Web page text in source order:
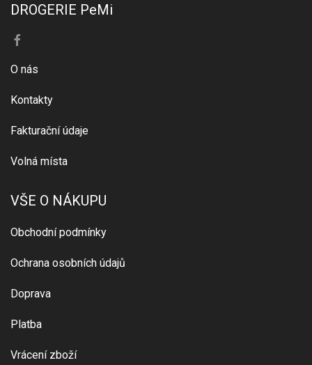
DROGERIE PeMi
O nás
Kontakty
Fakturační údaje
Volná místa
VŠE O NÁKUPU
Obchodní podmínky
Ochrana osobních údajů
Doprava
Platba
Vrácení zboží